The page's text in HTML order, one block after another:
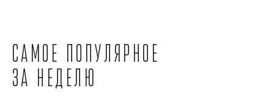
Самое популярное
за неделю